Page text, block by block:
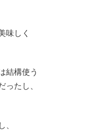
味しく
結構使う
ったし、
、